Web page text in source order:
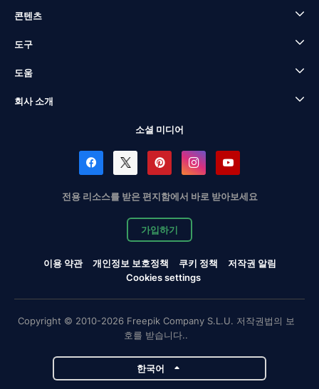
콘텐츠
도구
도움
회사 소개
소셜 미디어
전용 리소스를 받은 편지함에서 바로 받아보세요
가입하기
이용 약관 개인정보 보호정책 쿠키 정책
저작권 알림
Cookies settings
Copyright © 2010-2026 Freepik Company S.L.U. 저작권법의 보
호를 받습니다..
한국어